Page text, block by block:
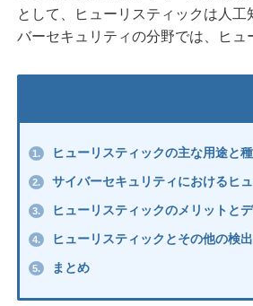
として、ヒューリスティックは人
バーセキュリティの分野では、ヒュ
1. ヒューリスティックの主な用途と
2. サイバーセキュリティにおけるヒ
3. ヒューリスティックのメリットと
4. ヒューリスティックとその他の検
5. まとめ